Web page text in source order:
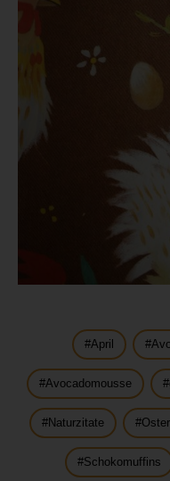
April
Avocadomousse
Naturzitate
Schokomuffins